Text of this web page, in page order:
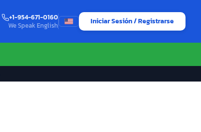
+1-954-671-0160
We Speak English
Iniciar Sesión / Registrarse